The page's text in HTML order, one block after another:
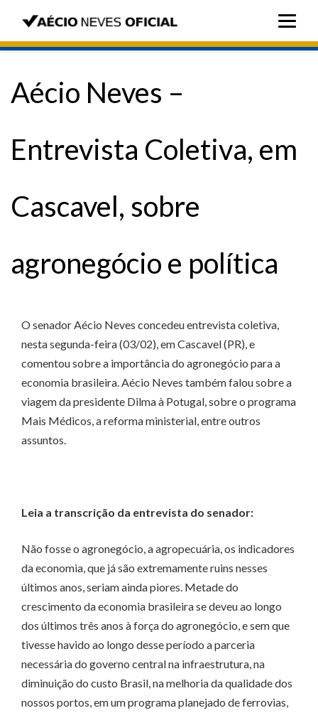
Aécio Neves –
Entrevista Coletiva, em
Cascavel, sobre
agronegócio e política
O senador Aécio Neves concedeu entrevista coletiva,
nesta segunda-feira (03/02), em Cascavel (PR), e
comentou sobre a importância do agronegócio para a
economia brasileira. Aécio Neves também falou sobre a
viagem da presidente Dilma à Potugal, sobre o programa
Mais Médicos, a reforma ministerial, entre outros
assuntos.
Leia a transcrição da entrevista do senador:
Não fosse o agronegócio, a agropecuária, os indicadores
da economia, que já são extremamente ruins nesses
últimos anos, seriam ainda piores. Metade do
crescimento da economia brasileira se deveu ao longo
dos últimos três anos à força do agronegócio, e sem que
tivesse havido ao longo desse período a parceria
necessária do governo central na infraestrutura, na
diminuição do custo Brasil, na melhoria da qualidade dos
nossos portos, em um programa planejado de ferrovias,